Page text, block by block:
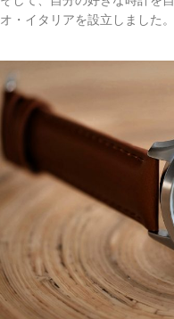
オ・イタリアを設立しました。